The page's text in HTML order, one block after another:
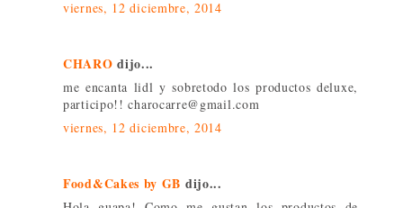
viernes, 12 diciembre, 2014
CHARO dijo...
me encanta lidl y sobretodo los productos deluxe,
participo!! charocarre@gmail.com
viernes, 12 diciembre, 2014
Food&Cakes by GB dijo...